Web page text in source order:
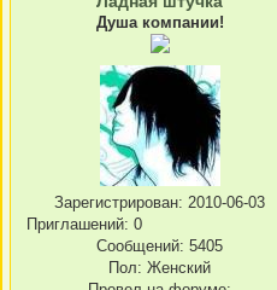
Душа компании!
Зарегистрирован: 2010-06-03
Приглашений: 0
Сообщений: 5405
Пол: Женский